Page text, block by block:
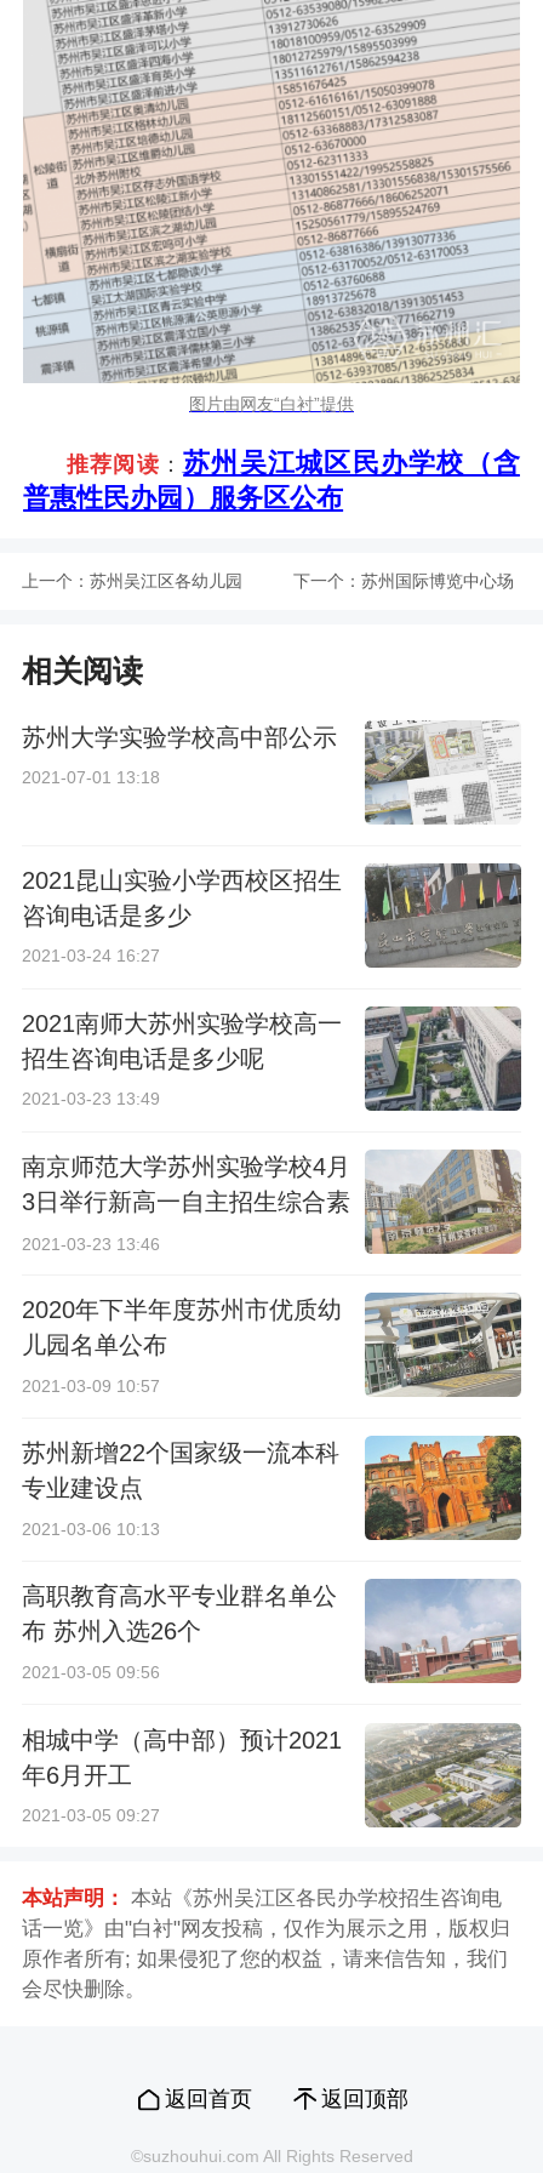
图片由网友“白衬”提供
推荐阅读 ： 苏州吴江城区民办学校（含
普惠性民办园）服务区公布
上一个： 苏州吴江区各幼儿园 下一个： 苏州国际博览中心场
相关阅读
苏州大学实验学校高中部公示
2021-07-01 13:18
2021昆山实验小学西校区招生
咨询电话是多少
2021-03-24 16:27
2021南师大苏州实验学校高一
招生咨询电话是多少呢
2021-03-23 13:49
南京师范大学苏州实验学校4月
3日举行新高一自主招生综合素
质考查
2021-03-23 13:46
2020年下半年度苏州市优质幼
儿园名单公布
2021-03-09 10:57
苏州新增22个国家级一流本科
专业建设点
2021-03-06 10:13
高职教育高水平专业群名单公
布 苏州入选26个
2021-03-05 09:56
相城中学（高中部）预计2021
年6月开工
2021-03-05 09:27
本站声明： 本站《苏州吴江区各民办学校招生咨询电
话一览》由"白衬"网友投稿，仅作为展示之用，版权归
原作者所有; 如果侵犯了您的权益，请来信告知，我们
会尽快删除。
返回首页 返回顶部
©suzhouhui.com All Rights Reserved